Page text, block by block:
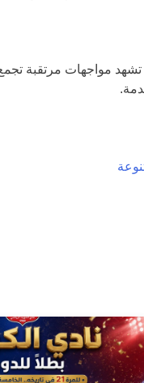
الخميس المقبل، حيث تشهد